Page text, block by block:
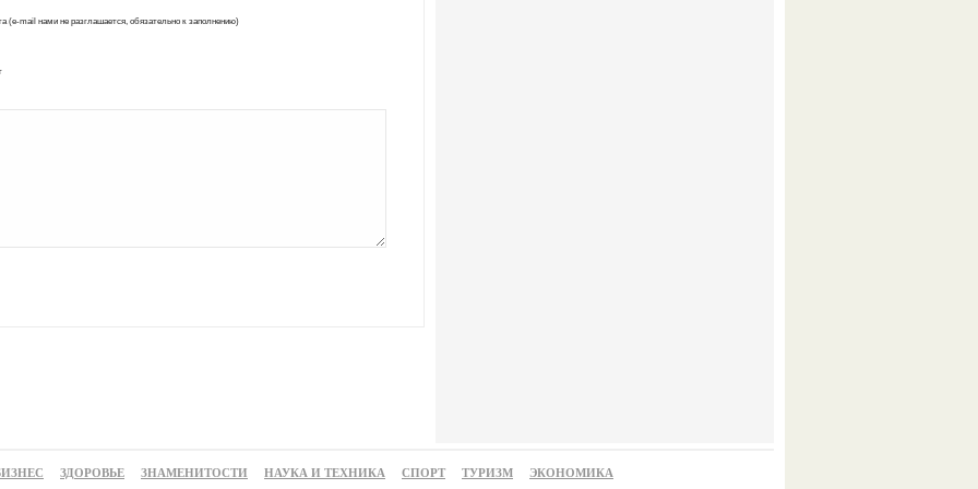
(e-mail нами не разглашается, обязательно к заполнению)
ЗДОРОВЬЕ ЗНАМЕНИТОСТИ НАУКА И ТЕХНИКА СПОРТ ТУРИЗМ ЭКОНОМИКА